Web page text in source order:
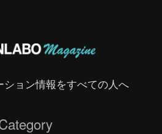
ション情報をすべての人へ